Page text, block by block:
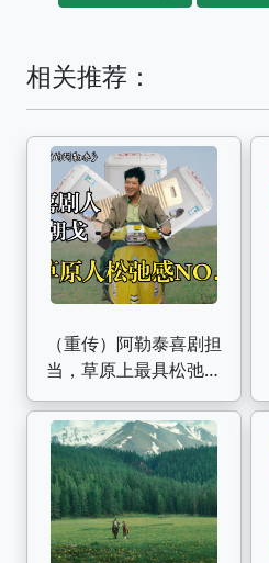
相关推荐：
（重传）阿勒泰喜剧担
当，草原上最具松弛感
的男人 | 《我的阿勒
泰》朝戈